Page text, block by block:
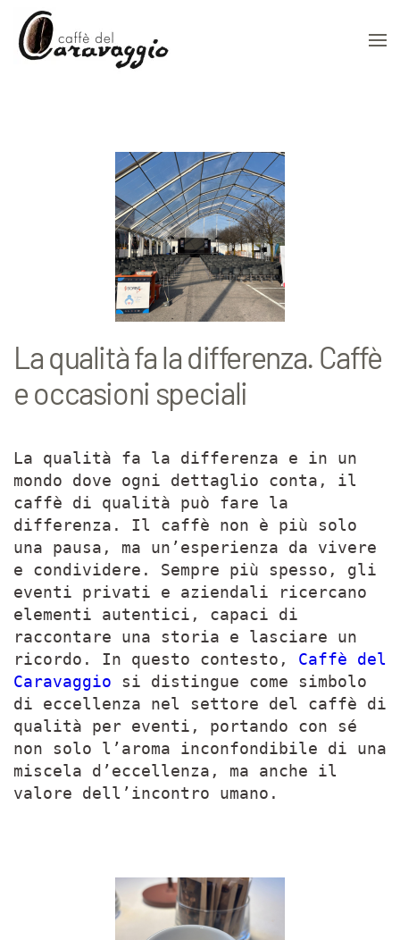
Skip to main content
La qualità fa la differenza. Caffè
e occasioni speciali
La qualità fa la differenza e in un
mondo dove ogni dettaglio conta, il
caffè di qualità può fare la
differenza. Il caffè non è più solo
una pausa, ma un’esperienza da vivere
e condividere. Sempre più spesso, gli
eventi privati e aziendali ricercano
elementi autentici, capaci di
raccontare una storia e lasciare un
ricordo. In questo contesto, Caffè del
Caravaggio si distingue come simbolo
di eccellenza nel settore del caffè di
qualità per eventi, portando con sé
non solo l’aroma inconfondibile di una
miscela d’eccellenza, ma anche il
valore dell’incontro umano.